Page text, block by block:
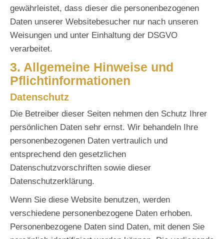
gewährleistet, dass dieser die personenbezogenen
Daten unserer Websitebesucher nur nach unseren
Weisungen und unter Einhaltung der DSGVO
verarbeitet.
3. Allgemeine Hinweise und
Pflicht­informationen
Datenschutz
Die Betreiber dieser Seiten nehmen den Schutz Ihrer
persönlichen Daten sehr ernst. Wir behandeln Ihre
personenbezogenen Daten vertraulich und
entsprechend den gesetzlichen
Datenschutzvorschriften sowie dieser
Datenschutzerklärung.
Wenn Sie diese Website benutzen, werden
verschiedene personenbezogene Daten erhoben.
Personenbezogene Daten sind Daten, mit denen Sie